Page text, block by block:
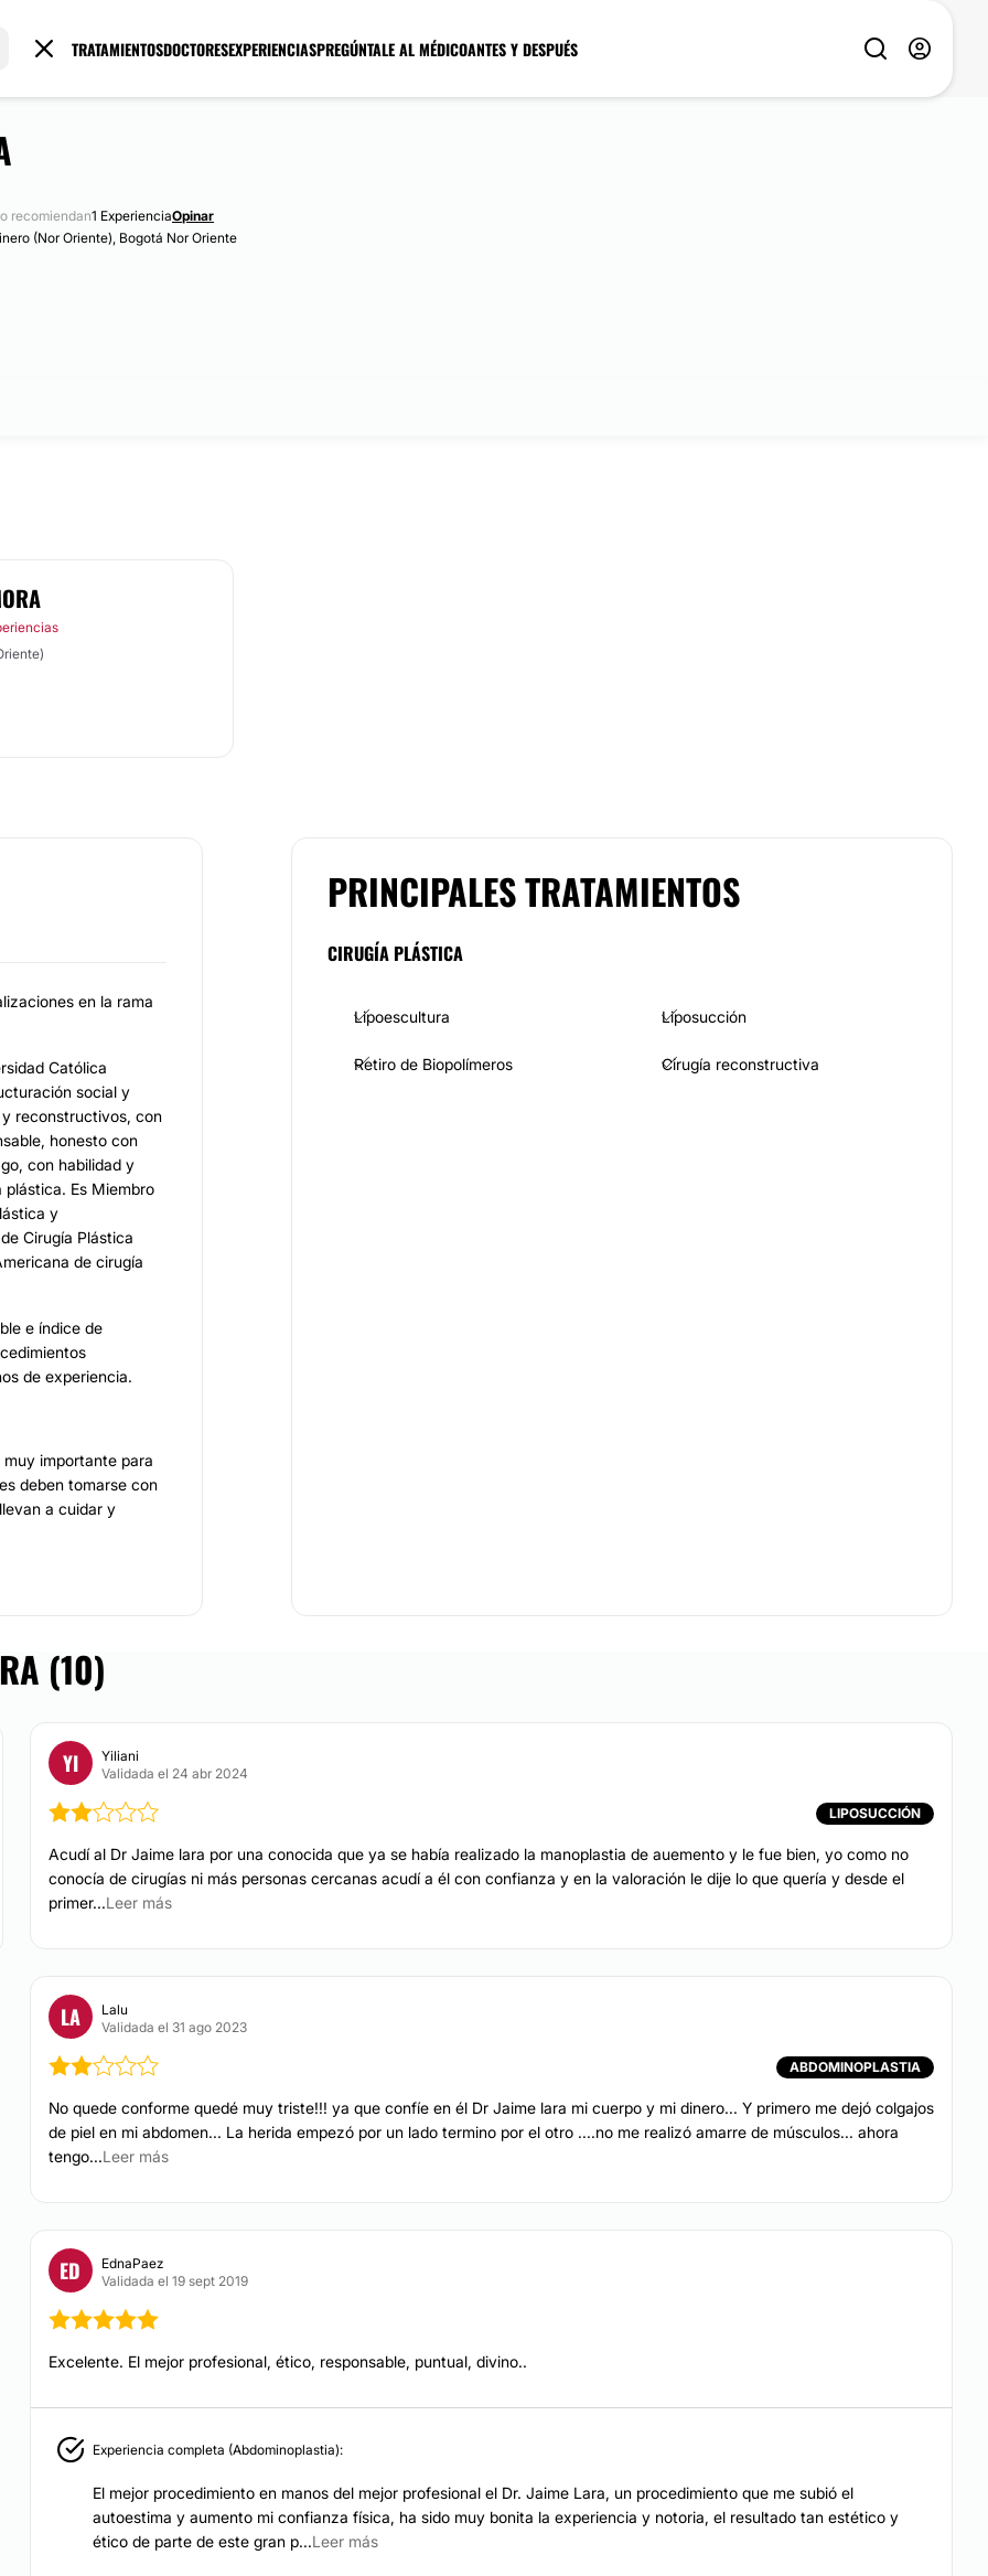
TRATAMIENTOSDOCTORESEXPERIENCIASPREGÚNTALE AL MÉDICOANTES Y DESPUÉS
recomiendan1 ExperienciaOpinar
(Nor Oriente), Bogotá Nor Oriente
en la rama
Católica
social y
reconstructivos, con
honesto con
con habilidad y
Es Miembro
y
Cirugía Plástica
de cirugía
e índice de
de experiencia.
importante para
deben tomarse con
a cuidar y
a través de
una gran variedad
se destacan
Cirugía
Lipoescultura, Bótox,
y la más ética
y
resultados que
privilegiadas de la
y todos los que lo
información sobre los
Garantizamos
que mereces.
PRINCIPALES TRATAMIENTOS
CIRUGÍA PLÁSTICA
Lipoescultura Liposucción
Retiro de Biopolímeros Cirugía reconstructiva
(10)
YI
Yiliani
Validada el 24 abr 2024
LIPOSUCCIÓN
Acudí al Dr Jaime lara por una conocida que ya se había realizado la manoplastia de auemento y le fue bien, yo como no
conocía de cirugías ni más personas cercanas acudí a él con confianza y en la valoración le dije lo que quería y desde el
primer...Leer más
LA
Lalu
Validada el 31 ago 2023
ABDOMINOPLASTIA
No quede conforme quedé muy triste!!! ya que confíe en él Dr Jaime lara mi cuerpo y mi dinero... Y primero me dejó colgajos
de piel en mi abdomen... La herida empezó por un lado termino por el otro ....no me realizó amarre de músculos... ahora
tengo...Leer más
ED
EdnaPaez
Validada el 19 sept 2019
Excelente. El mejor profesional, ético, responsable, puntual, divino..
Experiencia completa (Abdominoplastia):
El mejor procedimiento en manos del mejor profesional el Dr. Jaime Lara, un procedimiento que me subió el
autoestima y aumento mi confianza física, ha sido muy bonita la experiencia y notoria, el resultado tan estético y
ético de parte de este gran p...Leer más